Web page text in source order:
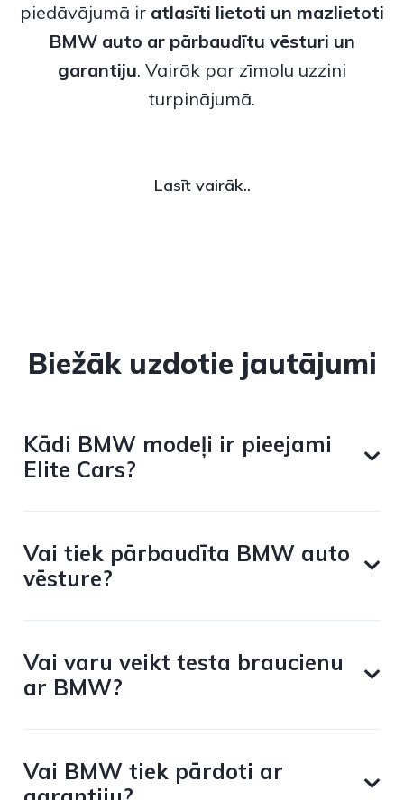
piedāvājumā ir atlasīti lietoti un mazlietoti
BMW auto ar pārbaudītu vēsturi un
garantiju. Vairāk par zīmolu uzzini
turpinājumā.
Lasīt vairāk..
Biežāk uzdotie jautājumi
Kādi BMW modeļi ir pieejami
Elite Cars?
Vai tiek pārbaudīta BMW auto
vēsture?
Vai varu veikt testa braucienu
ar BMW?
Vai BMW tiek pārdoti ar